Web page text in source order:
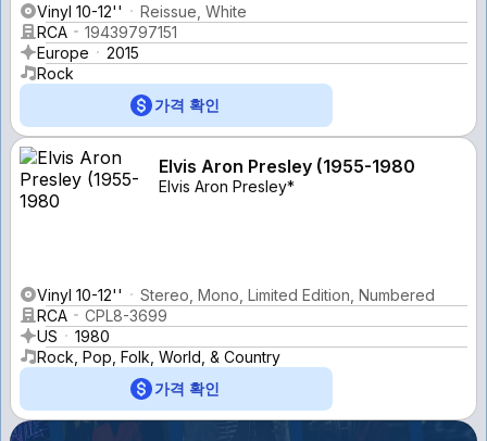
Vinyl 10-12''
Reissue, White
RCA
19439797151
Europe
2015
Rock
가격 확인
Elvis Aron Presley (1955-1980
Elvis Aron Presley*
Vinyl 10-12''
Stereo, Mono, Limited Edition, Numbered
RCA
CPL8-3699
US
1980
Rock, Pop, Folk, World, & Country
가격 확인